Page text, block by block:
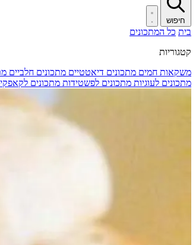
חיפוש
בית כל המתכונים
קטגוריות
משקאות חמים מתכונים דיאטטיים מתכונים חלביים
מתכונים לעוגיות מתכונים לפשטידות מתכונים